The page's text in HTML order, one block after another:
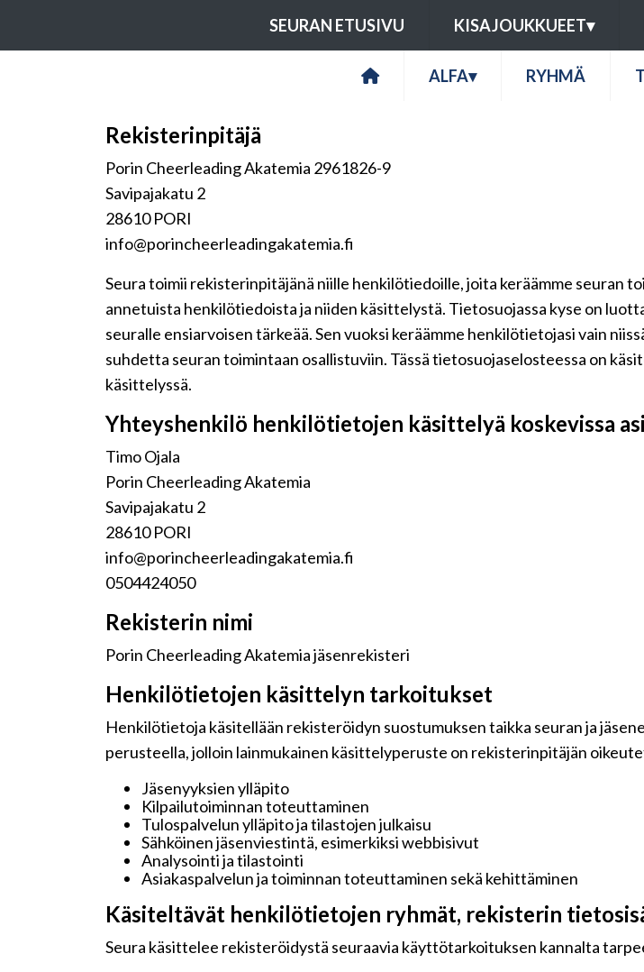
SEURAN ETUSIVU KISAJOUKKUEET▾
ALFA▾ RYHMÄ
Rekisterinpitäjä
Porin Cheerleading Akatemia 2961826-9
Savipajakatu 2
28610 PORI
info@porincheerleadingakatemia.fi
Seura toimii rekisterinpitäjänä niille henkilötiedoille, joita keräämme seuran
annetuista henkilötiedoista ja niiden käsittelystä. Tietosuojassa kyse on
seuralle ensiarvoisen tärkeää. Sen vuoksi keräämme henkilötietojasi vain
suhdetta seuran toimintaan osallistuviin. Tässä tietosuojaselosteessa on
käsittelyssä.
Yhteyshenkilö henkilötietojen käsittelyä koskevissa
Timo Ojala
Porin Cheerleading Akatemia
Savipajakatu 2
28610 PORI
info@porincheerleadingakatemia.fi
0504424050
Rekisterin nimi
Porin Cheerleading Akatemia jäsenrekisteri
Henkilötietojen käsittelyn tarkoitukset
Henkilötietoja käsitellään rekisteröidyn suostumuksen taikka seuran ja
perusteella, jolloin lainmukainen käsittelyperuste on rekisterinpitäjän
Jäsenyyksien ylläpito
Kilpailutoiminnan toteuttaminen
Tulospalvelun ylläpito ja tilastojen julkaisu
Sähköinen jäsenviestintä, esimerkiksi webbisivut
Analysointi ja tilastointi
Asiakaspalvelun ja toiminnan toteuttaminen sekä kehittäminen
Käsiteltävät henkilötietojen ryhmät, rekisterin
Seura käsittelee rekisteröidystä seuraavia käyttötarkoituksen kannalta